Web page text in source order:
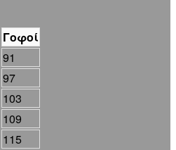
Γοφοί
91
97
103
109
115